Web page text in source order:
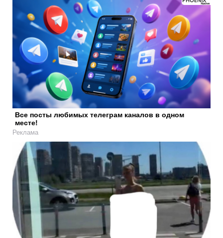
Все посты любимых телеграм каналов в одном
месте!
Реклама